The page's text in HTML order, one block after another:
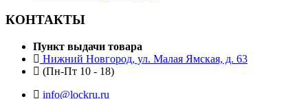
КОНТАКТЫ
Пункт выдачи товара
Нижний Новгород, ул. Малая Ямская, д. 63
(Пн-Пт 10 - 18)
info@lockru.ru